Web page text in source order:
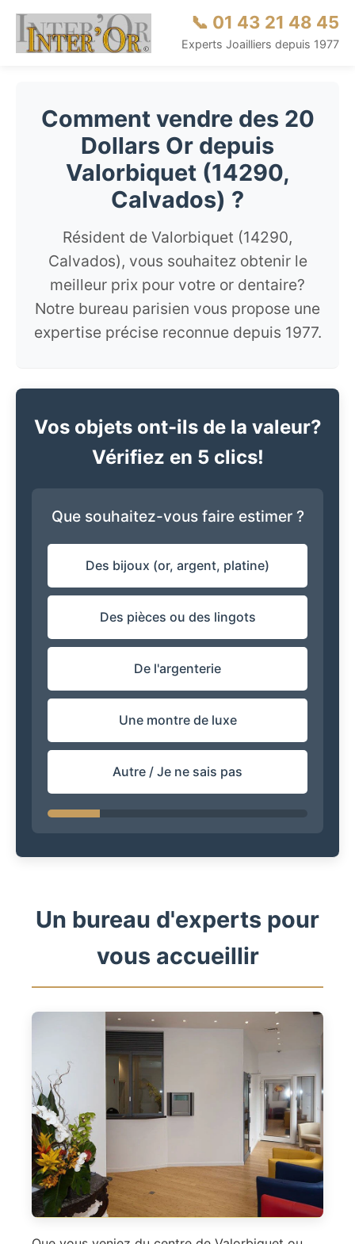
📞 01 43 21 48 45
Experts Joailliers depuis 1977
Comment vendre des 20
Dollars Or depuis
Valorbiquet (14290,
Calvados) ?
Résident de Valorbiquet (14290,
Calvados), vous souhaitez obtenir le
meilleur prix pour votre or dentaire?
Notre bureau parisien vous propose une
expertise précise reconnue depuis 1977.
Vos objets ont-ils de la valeur?
Vérifiez en 5 clics!
Que souhaitez-vous faire estimer ?
Des bijoux (or, argent, platine)
Des pièces ou des lingots
De l'argenterie
Une montre de luxe
Autre / Je ne sais pas
Un bureau d'experts pour
vous accueillir